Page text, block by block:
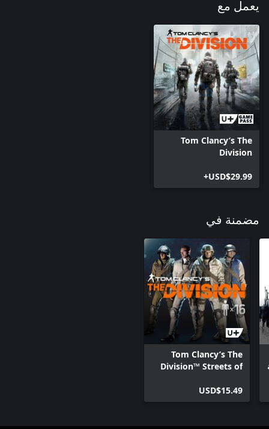
يعمل مع
Tom Clancy’s The
Division
USD$29.99+
مضمنة في
Tom Clancy’s The
Division™ Streets of
Bundle
USD$15.49